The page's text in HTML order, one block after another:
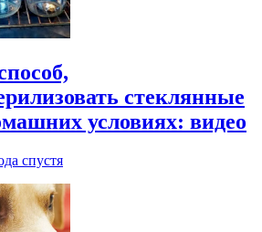
стеклянные
условиях: видео
спустя